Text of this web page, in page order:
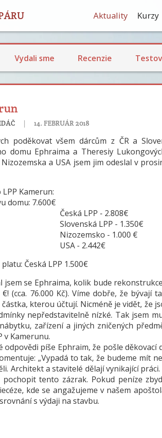
Aktuality Kurzy
Vydali sme Recenzie
|14. FEBRUÁR 2018
poděkovat všem dárcům z ČR a
domu Ephraima a Theresiy
a USA jsem jim odeslal v
Kamerun:
domu: 7.600€
LPP - 2.808€
LPP - 1.350€
- 1.000 €
- 2.442€
Česká LPP 1.500€
se Ephraima, kolik bude
€! (cca. 76.000 Kč). Víme dobře, že bývají
kterou účtují. Nicméně je vidět, že
nepředstavitelně nízké. Tak jsem
zařízení a jiných zničených
v Kamerunu.
píše Ephraim, že pošle děkovací
„Vypadá to tak, že budeme mít
Architekt a stavitelé dělají vynikající
pochopit tento zázrak. Pokud peníze
kde se angažujeme v našem
s výdaji na stavbu.